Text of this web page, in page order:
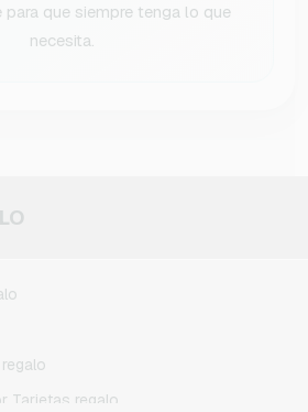
para que siempre tenga lo que
necesita.
Tarjetas regalo